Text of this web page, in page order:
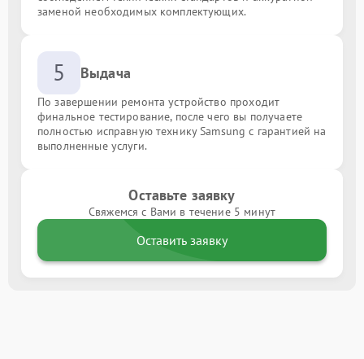
заменой необходимых комплектующих.
5 Выдача
По завершении ремонта устройство проходит
финальное тестирование, после чего вы получаете
полностью исправную технику Samsung с гарантией на
выполненные услуги.
Оставьте заявку
Свяжемся с Вами в течение 5 минут
Оставить заявку